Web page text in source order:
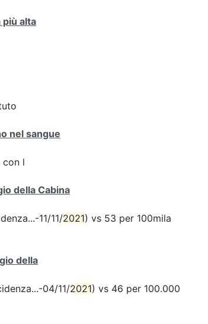
più alta
nel sangue
con l
della Cabina
11/11/2021) vs 53 per 100mila
della
04/11/2021) vs 46 per 100.000